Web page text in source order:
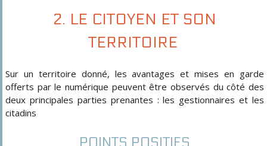
2. LE CITOYEN ET SON
TERRITOIRE
Sur un territoire donné, les avantages et mises en garde
offerts par le numérique peuvent être observés du côté des
deux principales parties prenantes : les gestionnaires et les
citadins
POINTS POSITIFS